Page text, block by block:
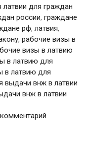
латвии для граждан
россии, граждане
рф, латвия,
, рабочие визы в
визы в латвию
в латвию для
в латвию для
выдачи внж в латвии
внж в латвии